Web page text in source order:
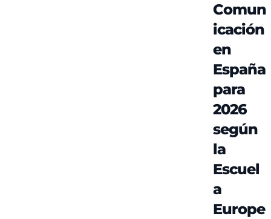
Comun
icación
en
España
para
2026
según
la
Escuel
a
Europe